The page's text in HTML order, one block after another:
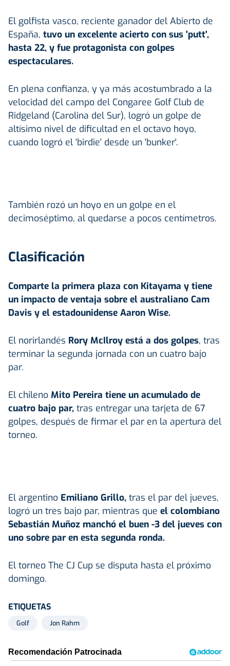
El golfista vasco, reciente ganador del Abierto de
España, tuvo un excelente acierto con sus 'putt',
hasta 22, y fue protagonista con golpes
espectaculares.
En plena confianza, y ya más acostumbrado a la
velocidad del campo del Congaree Golf Club de
Ridgeland (Carolina del Sur), logró un golpe de
altísimo nivel de dificultad en el octavo hoyo,
cuando logró el 'birdie' desde un 'bunker'.
También rozó un hoyo en un golpe en el
decimoséptimo, al quedarse a pocos centímetros.
Clasificación
Comparte la primera plaza con Kitayama y tiene
un impacto de ventaja sobre el australiano Cam
Davis y el estadounidense Aaron Wise.
El norirlandés Rory McIlroy está a dos golpes, tras
terminar la segunda jornada con un cuatro bajo
par.
El chileno Mito Pereira tiene un acumulado de
cuatro bajo par, tras entregar una tarjeta de 67
golpes, después de firmar el par en la apertura del
torneo.
El argentino Emiliano Grillo, tras el par del jueves,
logró un tres bajo par, mientras que el colombiano
Sebastián Muñoz manchó el buen -3 del jueves con
uno sobre par en esta segunda ronda.
El torneo The CJ Cup se disputa hasta el próximo
domingo.
ETIQUETAS
Golf Jon Rahm